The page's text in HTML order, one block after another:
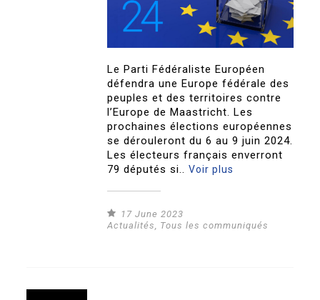
Le Parti Fédéraliste Européen
défendra une Europe fédérale des
peuples et des territoires contre
l’Europe de Maastricht. Les
prochaines élections européennes
se dérouleront du 6 au 9 juin 2024.
Les électeurs français enverront
79 députés si..Voir plus
17 June 2023
Actualités
Tous les communiqués